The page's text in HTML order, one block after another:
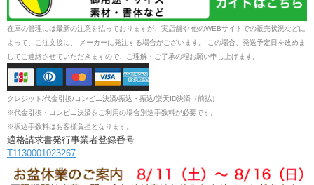
在庫の管理には最新の注意を払っておりますが、実店舗や 他のWEBサイトでの販売状況などに
よって、ご注文後に、 メーカーに発注する場合がございます。 この場合、発送予定日を改めま
してご連絡させていただきますので、ご理解・ご了承の程お願い申し上げます。
クレジット/代金引換/コンビニ決済/振込・振込/楽天ID決済（前払）
※代金引換・コンビニ決済をご利用の場合別途手数料が必要です。
※振込手数料はお客様負担となります。
適格請求書発行事業者登録番号
T1130001023267